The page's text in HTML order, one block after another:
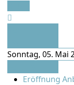
Sonntag, 05. Mai
Eröffnung